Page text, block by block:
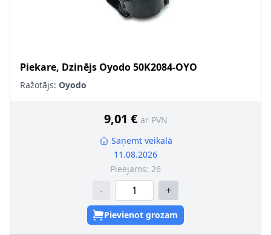
Piekare, Dzinējs Oyodo50K2084-OYO
Ražotājs: Oyodo
9,01 € ar PVN
Saņemt veikalā
11.08.2026
Pieejams: 26
- +
Pievienot grozam